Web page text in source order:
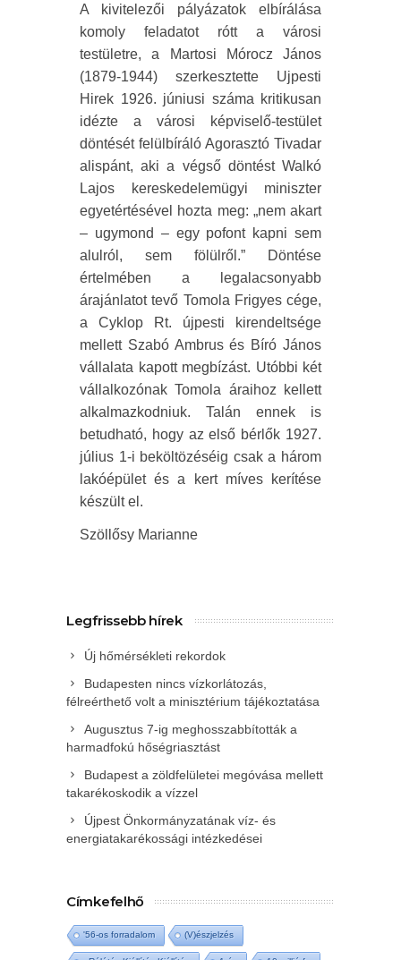
A kivitelezői pályázatok elbírálása
komoly feladatot rótt a városi
testületre, a Martosi Mórocz János
(1879-1944) szerkesztette Ujpesti
Hirek 1926. júniusi száma kritikusan
idézte a városi képviselő-testület
döntését felülbíráló Agorasztó Tivadar
alispánt, aki a végső döntést Walkó
Lajos kereskedelemügyi miniszter
egyetértésével hozta meg: „nem akart
– ugymond – egy pofont kapni sem
alulról, sem fölülről.” Döntése
értelmében a legalacsonyabb
árajánlatot tevő Tomola Frigyes cége,
a Cyklop Rt. újpesti kirendeltsége
mellett Szabó Ambrus és Bíró János
vállalata kapott megbízást. Utóbbi két
vállalkozónak Tomola áraihoz kellett
alkalmazkodniuk. Talán ennek is
betudható, hogy az első bérlők 1927.
július 1-i beköltözéséig csak a három
lakóépület és a kert míves kerítése
készült el.
Szöllősy Marianne
Legfrissebb hírek
Új hőmérsékleti rekordok
Budapesten nincs vízkorlátozás,
félreérthető volt a minisztérium tájékoztatása
Augusztus 7-ig meghosszabbították a
harmadfokú hőségriasztást
Budapest a zöldfelületei megóvása mellett
takarékoskodik a vízzel
Újpest Önkormányzatának víz- és
energiatakarékossági intézkedései
Címkefelhő
'56-os forradalom (V)észjelzés